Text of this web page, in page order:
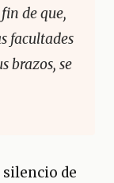
de que,
facultades
brazos, se
silencio de